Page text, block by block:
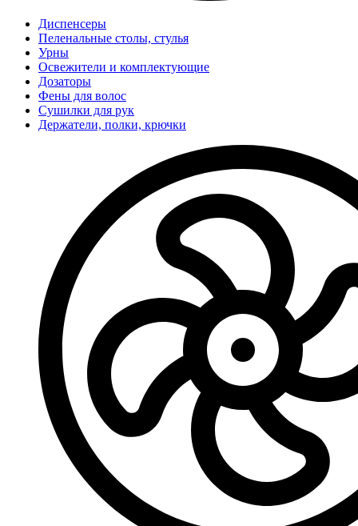
Диспенсеры
Пеленальные столы, стулья
Урны
Освежители и комплектующие
Дозаторы
Фены для волос
Сушилки для рук
Держатели, полки, крючки